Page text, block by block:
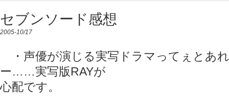
セブンソード感想
2005-10/17
・声優が演じる実写ドラマってぇとあ
ー……実写版RAYが
心配です。